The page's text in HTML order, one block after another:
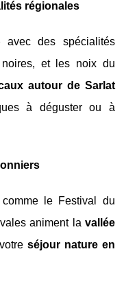
régionales
avec des spécialités
et les noix du
autour de Sarlat
à déguster ou à
comme le Festival du
animent la vallée
séjour nature en